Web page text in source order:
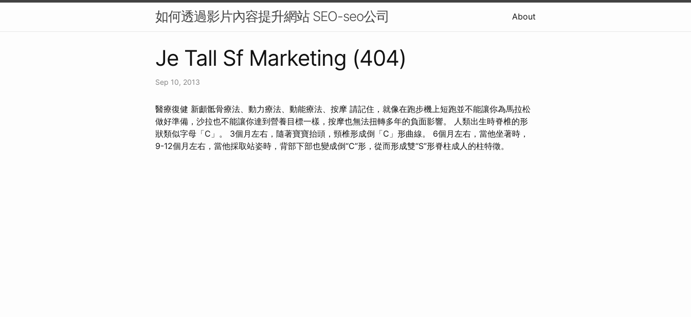
如何透過影片內容提升網站 SEO-seo公司 About
Je Tall Sf Marketing (404)
Sep 10, 2013
醫療復健 新顱骶骨療法、動力療法、動能療法、按摩 請記住，就像在跑步機上短跑並不能讓你為馬拉松
做好準備，沙拉也不能讓你達到營養目標一樣，按摩也無法扭轉多年的負面影響。 人類出生時脊椎的形
狀類似字母「C」。 3個月左右，隨著寶寶抬頭，頸椎形成倒「C」形曲線。 6個月左右，當他坐著時，
9-12個月左右，當他採取站姿時，背部下部也變成倒“C”形，從而形成雙“S”形脊柱成人的柱特徵。